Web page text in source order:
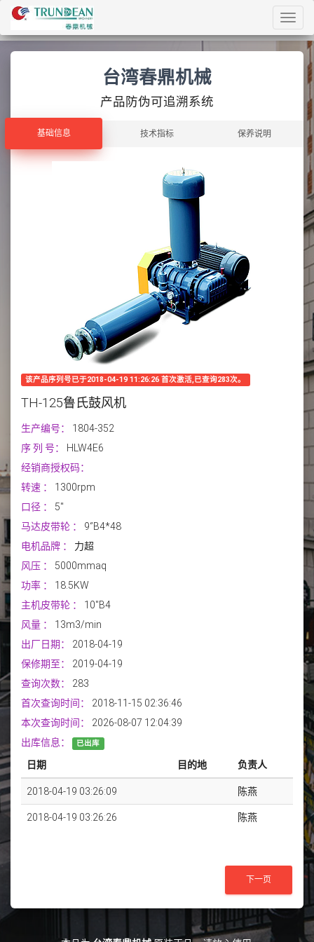
台湾春鼎机械
产品防伪可追溯系统
基础信息 技术指标 保养说明
基础信息
该产品序列号已于2018-04-19 11:26:26 首次激活,已查询283次。
TH-125鲁氏鼓风机
生产编号：
1804-352
序 列 号：
HLW4E6
经销商授权码：
转速 ：
1300rpm
口径 ：
5''
马达皮带轮 ：
9‘’B4*48
电机品牌 ：
力超
风压 ：
5000mmaq
功率 ：
18.5KW
主机皮带轮 ：
10''B4
风量 ：
13m3/min
出厂日期：
2018-04-19
保修期至：
2019-04-19
查询次数：
283
首次查询时间：
2018-11-15 02:36:46
本次查询时间：
2026-08-07 12:04:39
出库信息：
已出库
日期 目的地 负责人
2018-04-19 03:26:09 陈燕
2018-04-19 03:26:26 陈燕